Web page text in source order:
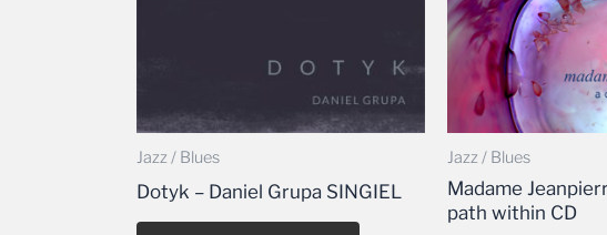
Jazz / Blues
Dotyk – Daniel Grupa SINGIEL
Jazz / Blues
Madame
path within CD